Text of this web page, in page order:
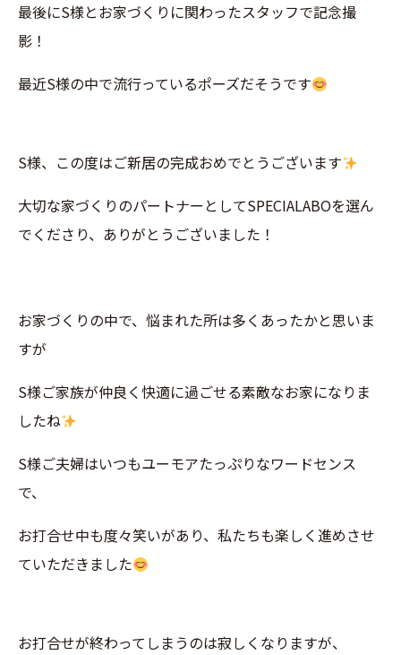
最後にS様とお家づくりに関わったスタッフで記念撮
影！
最近S様の中で流行っているポーズだそうです
S様、この度はご新居の完成おめでとうございます
大切な家づくりのパートナーとしてSPECIALABOを選ん
でくださり、ありがとうございました！
お家づくりの中で、悩まれた所は多くあったかと思いま
すが
S様ご家族が仲良く快適に過ごせる素敵なお家になりま
したね
S様ご夫婦はいつもユーモアたっぷりなワードセンス
で、
お打合せ中も度々笑いがあり、私たちも楽しく進めさせ
ていただきました
お打合せが終わってしまうのは寂しくなりますが、